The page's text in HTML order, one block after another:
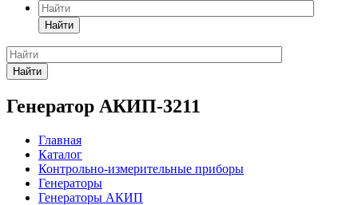
Найти
Найти
Генератор АКИП-3211
Главная
Каталог
Контрольно-измерительные приборы
Генераторы
Генераторы АКИП